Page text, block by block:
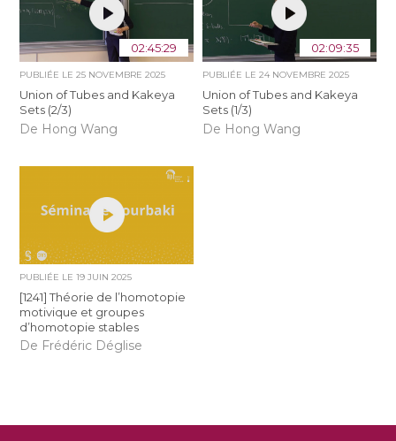
02:45:29
PUBLIÉE LE25 NOVEMBRE 2025
Union of Tubes and Kakeya
Sets (2/3)
De Hong Wang
02:09:35
PUBLIÉE LE 24 NOVEMBRE 2025
Union of Tubes and Kakeya
Sets (1/3)
De Hong Wang
PUBLIÉE LE19 JUIN 2025
[1241] Théorie de l’homotopie
motivique et groupes
d’homotopie stables
De Frédéric Déglise